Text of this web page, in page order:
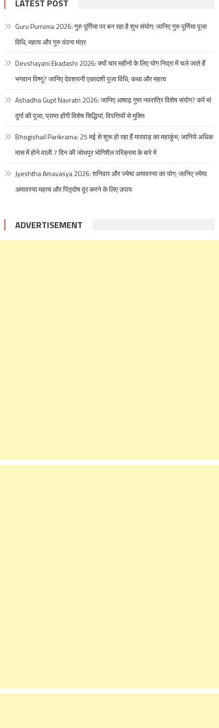
LATEST POST
Guru Purnima 2026: गुरु पूर्णिमा पर बन रहा है शुभ संयोग; जानिए गुरु पूर्णिमा पूजा
विधि, महत्व और गुरु वंदना मंत्र
Devshayani Ekadashi 2026: क्यों चार महीनो के लिए योग निद्रा में चले जाते हैं
भगवान विष्णु? जानिए देवशयनी एकादशी पूजा विधि, कथा और महत्व
Ashadha Gupt Navratri 2026: जानिए आषाढ़ गुप्त नवरात्रि विशेष संयोग? करें मां
दुर्गा की पूजा, प्राप्त होंगी विशेष सिद्धियां, विपत्तियों से मुक्ति
Bhogishail Parikrama: 25 मई से शुरू हो रहा हैं मारवाड़ का महाकुंभ, जानिये अधिक
मास में होने वाली 7 दिन की जोधपुर भोगिशैल परिक्रमा के बारे में
Jyeshtha Amavasya 2026: शनिवार और ज्येष्ठ अमावस्या का योग; जानिए ज्येष्ठ
अमावस्या महत्व और पितृदोष दूर करने के लिए उपाय
ADVERTISEMENT